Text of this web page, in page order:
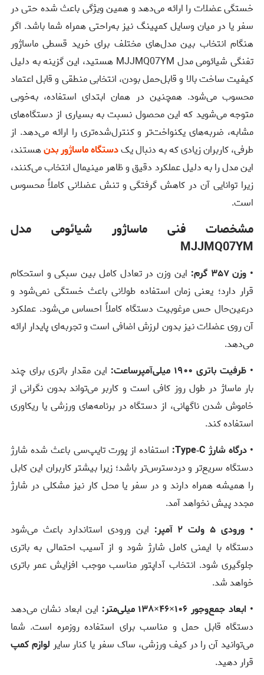
خستگی عضلات را ارائه می‌دهد و همین ویژگی باعث شده حتی در
سفر یا در میان وسایل کمپینگ نیز به‌راحتی همراه شما باشد. اگر
هنگام انتخاب بین مدل‌های مختلف برای خرید قسطی ماساژور
تفنگی شیائومی مدل MJJMQ07YM هستید، این گزینه به دلیل
کیفیت ساخت بالا و قابل‌حمل بودن، انتخابی منطقی و قابل اعتماد
محسوب می‌شود. همچنین در همان ابتدای استفاده، به‌خوبی
متوجه می‌شوید که این محصول نسبت به بسیاری از دستگاه‌های
مشابه، ضربه‌های یکنواخت‌تر و کنترل‌شده‌تری را ارائه می‌دهد. از
طرفی، کاربران زیادی که به دنبال یکدستگاه ماساژور بدنهستند،
این مدل را به دلیل عملکرد دقیق و ظاهر مینیمال انتخاب می‌کنند،
زیرا توانایی آن در کاهش گرفتگی و تنش عضلانی کاملاً محسوس
است.
مشخصات فنی ماساژور شیائومی مدل
MJJMQ07YM
• وزن ۳۵۷ گرم:
این وزن در تعادل کامل بین سبکی و استحکام
قرار دارد؛ یعنی زمان استفاده طولانی باعث خستگی نمی‌شود و
درعین‌حال حس مرغوبیت دستگاه کاملاً احساس می‌شود. عملکرد
آن روی عضلات نیز بدون لرزش اضافی است و تجربه‌ای پایدار ارائه
می‌دهد.
• ظرفیت باتری ۱۹۰۰ میلی‌آمپرساعت:
این مقدار باتری برای چند
بار ماساژ در طول روز کافی است و کاربر می‌تواند بدون نگرانی از
خاموش شدن ناگهانی، از دستگاه در برنامه‌های ورزشی یا ریکاوری
استفاده کند.
• درگاه شارژ Type‑C:
استفاده از پورت تایپ‌سی باعث شده شارژ
دستگاه سریع‌تر و دردسترس‌تر باشد؛ زیرا بیشتر کاربران این کابل
را همیشه همراه دارند و در سفر یا محل کار نیز مشکلی در شارژ
مجدد پیش نخواهد آمد.
• ورودی ۵ ولت ۲ آمپر:
این ورودی استاندارد باعث می‌شود
دستگاه با ایمنی کامل شارژ شود و از آسیب احتمالی به باتری
جلوگیری شود. انتخاب آداپتور مناسب موجب افزایش عمر باتری
خواهد شد.
• ابعاد جمع‌وجور ۱۰۶×۴۶×۱۳۸ میلی‌متر:
این ابعاد نشان می‌دهد
دستگاه قابل حمل و مناسب برای استفاده روزمره است. شما
می‌توانید آن را در کیف ورزشی، ساک سفر یا کنار سایر لوازم کمپ
قرار دهید.